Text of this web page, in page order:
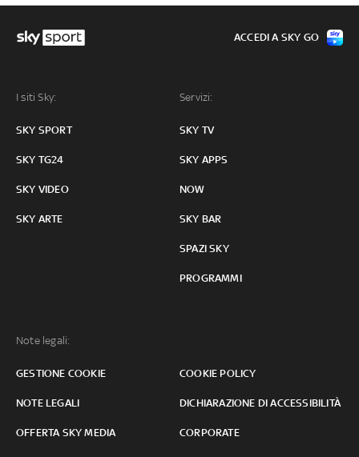
I siti Sky:
SKY SPORT
SKY TG24
SKY VIDEO
SKY ARTE
Servizi:
SKY TV
SKY APPS
NOW
SKY BAR
SPAZI SKY
PROGRAMMI
Note legali:
GESTIONE COOKIE COOKIE POLICY
NOTE LEGALI DICHIARAZIONE DI ACCESSIBILITÀ
OFFERTA SKY MEDIA CORPORATE
ACCEDI A SKY GO